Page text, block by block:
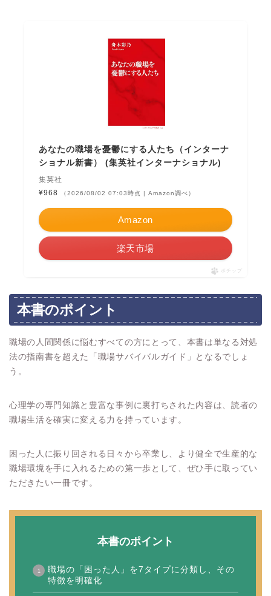
あなたの職場を憂鬱にする人たち（インターナ
ショナル新書） (集英社インターナショナル)
集英社
¥968
（2026/08/02 07:03時点 | Amazon調べ）
Amazon
楽天市場
ポチップ
本書のポイント
職場の人間関係に悩むすべての方にとって、本書は単なる対処
法の指南書を超えた「職場サバイバルガイド」となるでしょ
う。
心理学の専門知識と豊富な事例に裏打ちされた内容は、読者の
職場生活を確実に変える力を持っています。
困った人に振り回される日々から卒業し、より健全で生産的な
職場環境を手に入れるための第一歩として、ぜひ手に取ってい
ただきたい一冊です。
本書のポイント
職場の「困った人」を7タイプに分類し、その
特徴を明確化